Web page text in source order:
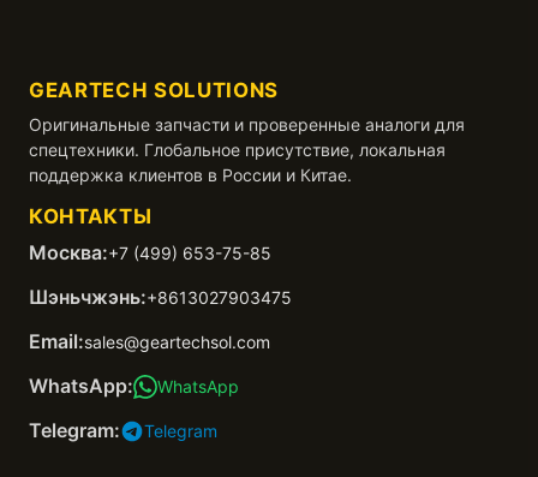
GEARTECH SOLUTIONS
Оригинальные запчасти и проверенные аналоги для
спецтехники. Глобальное присутствие, локальная
поддержка клиентов в России и Китае.
КОНТАКТЫ
Москва:+7 (499) 653-75-85
Шэньчжэнь:+8613027903475
Email:sales@geartechsol.com
WhatsApp: WhatsApp
Telegram: Telegram